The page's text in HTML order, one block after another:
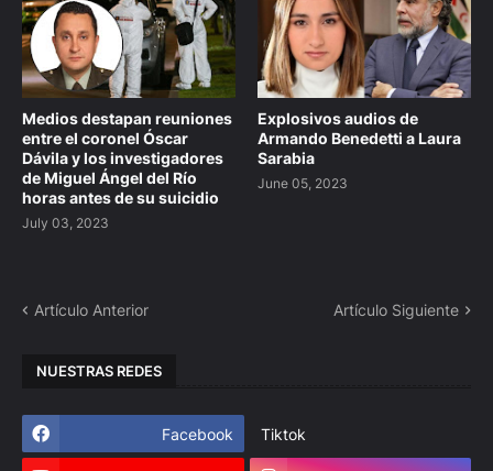
Medios destapan reuniones
entre el coronel Óscar
Dávila y los investigadores
de Miguel Ángel del Río
horas antes de su suicidio
July 03, 2023
Explosivos audios de
Armando Benedetti a Laura
Sarabia
June 05, 2023
Artículo Anterior Artículo Siguiente
NUESTRAS REDES
Facebook Tiktok